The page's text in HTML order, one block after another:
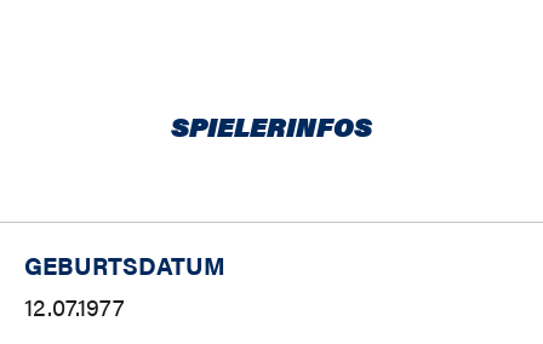
SPIELERINFOS
GEBURTSDATUM
12.07.1977